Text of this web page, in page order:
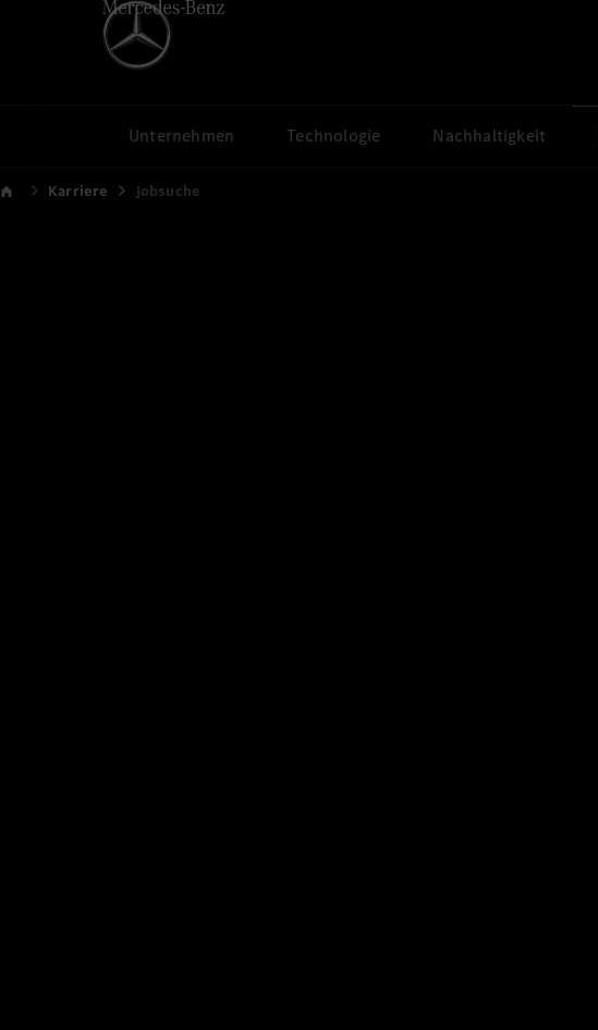
Unternehmen Technologie Nachhaltigkeit
Karriere Jobsuche